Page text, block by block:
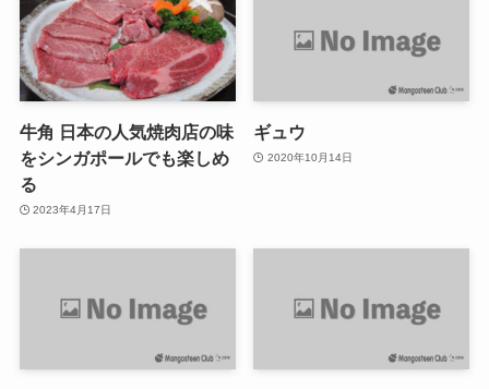
牛角 日本の人気焼肉店の味
をシンガポールでも楽しめ
る
2023年4月17日
ギュウ
2020年10月14日